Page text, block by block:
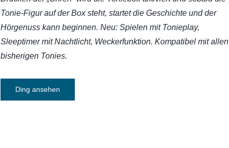
Tonie-Figur auf der Box steht, startet die Geschichte und der
Hörgenuss kann beginnen. Neu: Spielen mit Tonieplay,
Sleeptimer mit Nachtlicht, Weckerfunktion. Kompatibel mit allen
bisherigen Tonies.
Ding ansehen